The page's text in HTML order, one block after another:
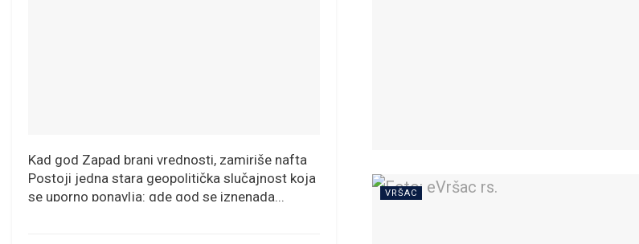
VRŠAC
Kad god Zapad brani vrednosti, zamiriše nafta
Postoji jedna stara geopolitička slučajnost koja
se uporno ponavlja: gde god se iznenada...